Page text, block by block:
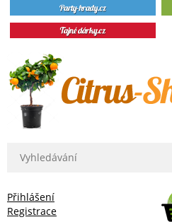
Přihlášení
Registrace